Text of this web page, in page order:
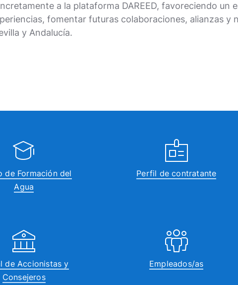
a la plataforma DAREED, favoreciendo un
fomentar futuras colaboraciones, alianzas y
y Andalucía.
de Formación del
Agua
Perfil de contratante
de Accionistas y
Consejeros
Empleados/as